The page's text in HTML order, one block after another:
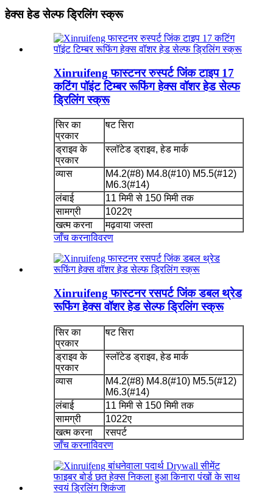
हेक्स हेड सेल्फ ड्रिलिंग स्क्रू
Xinruifeng फास्टनर रुस्पर्ट जिंक टाइप 17
कटिंग पॉइंट टिम्बर रूफिंग हेक्स वॉशर हेड सेल्फ
ड्रिलिंग स्क्रू
सिर का
प्रकार
षट सिरा
ड्राइव के
प्रकार
स्लॉटेड ड्राइव, हेड मार्क
व्यास
M4.2(#8) M4.8(#10) M5.5(#12)
M6.3(#14)
लंबाई
11 मिमी से 150 मिमी तक
सामग्री
1022ए
खत्म करना
मढ़वाया जस्ता
जाँच करनाविवरण
Xinruifeng फास्टनर रसपर्ट जिंक डबल थ्रेड
रूफिंग हेक्स वॉशर हेड सेल्फ ड्रिलिंग स्क्रू
सिर का
प्रकार
षट सिरा
ड्राइव के
प्रकार
स्लॉटेड ड्राइव, हेड मार्क
व्यास
M4.2(#8) M4.8(#10) M5.5(#12)
M6.3(#14)
लंबाई
11 मिमी से 150 मिमी तक
सामग्री
1022ए
खत्म करना
रसपर्ट
जाँच करनाविवरण